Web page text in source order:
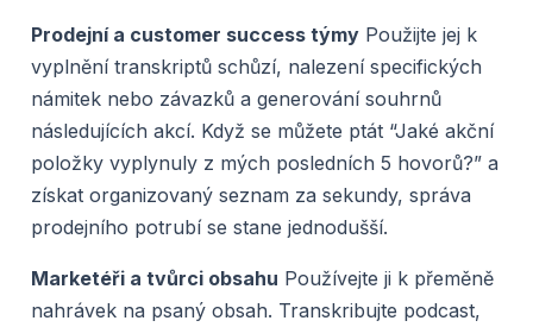
Prodejní a customer success týmy Použijte jej k
vyplnění transkriptů schůzí, nalezení specifických
námitek nebo závazků a generování souhrnů
následujících akcí. Když se můžete ptát “Jaké akční
položky vyplynuly z mých posledních 5 hovorů?” a
získat organizovaný seznam za sekundy, správa
prodejního potrubí se stane jednodušší.
Marketéři a tvůrci obsahu Používejte ji k přeměně
nahrávek na psaný obsah. Transkribujte podcast,